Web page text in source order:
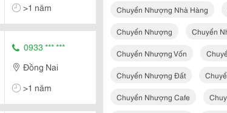
>1 năm
0933 *** ***
Đồng Nai
>1 năm
Chuyển Nhượng Nhà Hàng
Chuyển Nhượng Chuyển
Chuyển Nhượng Vốn
Chuyển Nhượng Đất
Chuyển Nhượng Cafe